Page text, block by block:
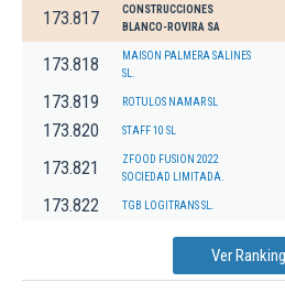
173.817
CONSTRUCCIONES
BLANCO-ROVIRA SA
173.818
MAISON PALMERA SALINES
SL.
173.819 ROTULOS NAMAR SL
173.820 STAFF 10 SL
173.821
ZFOOD FUSION 2022
SOCIEDAD LIMITADA.
173.822 TGB LOGITRANS SL.
Ver